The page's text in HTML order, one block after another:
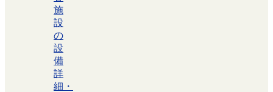
施
設
の
設
備
詳
細・